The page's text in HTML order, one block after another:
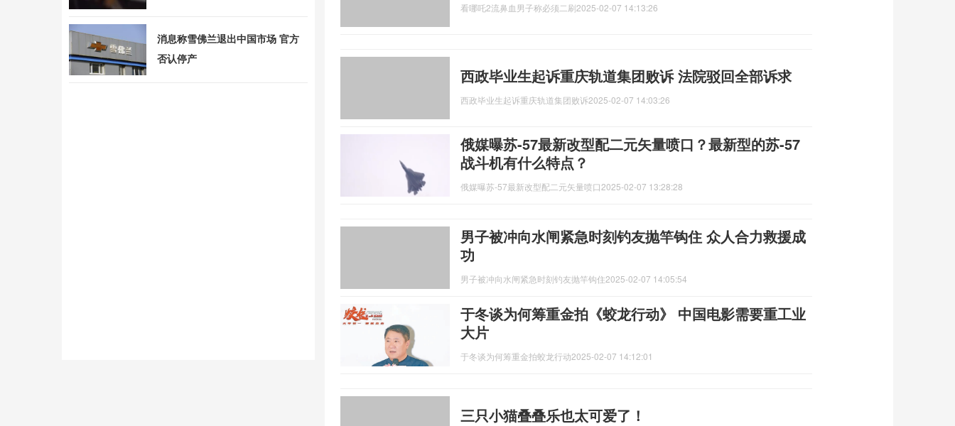
看哪吒2流鼻血男子称必须二刷2025-02-07 14:13:26
西政毕业生起诉重庆轨道集团败诉 法院驳回全部诉求
西政毕业生起诉重庆轨道集团败诉2025-02-07 14:03:26
俄媒曝苏-57最新改型配二元矢量喷口？最新型的苏-57
战斗机有什么特点？
俄媒曝苏-57最新改型配二元矢量喷口2025-02-07 13:28:28
男子被冲向水闸紧急时刻钓友抛竿钩住 众人合力救援成
功
男子被冲向水闸紧急时刻钓友抛竿钩住2025-02-07 14:05:54
于冬谈为何筹重金拍《蛟龙行动》 中国电影需要重工业
大片
于冬谈为何筹重金拍蛟龙行动2025-02-07 14:12:01
三只小猫叠叠乐也太可爱了！
消息称雪佛兰退出中国市场 官方
否认停产